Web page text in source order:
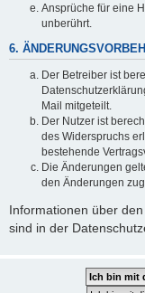
Ansprüche für eine
unberührt.
6.
Der Betreiber ist
Mail mitgeteilt.
Der Nutzer ist
des Widerspruchs
bestehende
Die Änderungen
den Änderungen
Informationen über
sind in der